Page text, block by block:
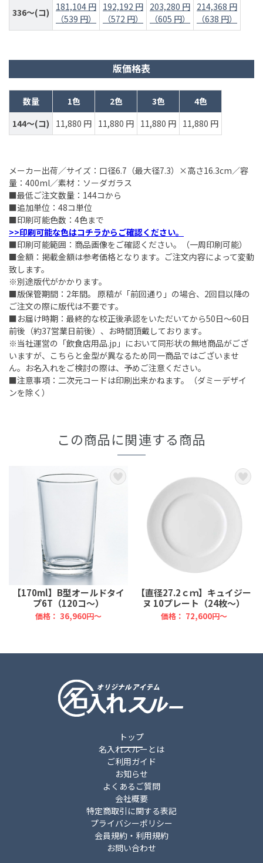
336～(コ)
181,104 円
（539 円）
192,192 円
（572 円）
203,280 円
（605 円）
214,368 円
（638 円）
版価格表
数量 1色 2色 3色
4色
144～(コ)
11,880 円 11,880 円 11,880 円 11,880 円
メーカー出荷／サイズ：口径6.7（最大径7.3）×高さ16.3cm／容
量：400ml／素材：ソーダガラス
■最低ご注文数量：144コから
■追加単位：48コ単位
■印刷可能色数：4色まで
>>印刷可能な色はコチラからご確認ください。
■印刷可能範囲：商品画像をご確認ください。（一周印刷可能）
■金額：掲載金額は参考価格となります。ご注文内容によって変動
致します。
※別途版代がかかります。
■版保管期間：2年間。 原稿が「前回通り」の場合、2回目以降の
ご注文の際に版代は不要です。
■お届け時期：最終的な校正後承認をいただいてから50日～60日
前後（約37営業日前後）、お時間頂戴しております。
※当社運営の「飲食店用品.jp」において同形状の無地商品がござ
いますが、こちらと金型が異なるため同一商品ではございませ
ん。お名入れをご検討の際は、予めご注意ください。
■注意事項：二次元コードは印刷出来かねます。（ダミーデザイ
ンを除く）
この商品に関連する商品
【170ml】B型オールドタイ
プ6T（120コ～）
価格：36,960円～
【直径27.2ｃｍ】キュイジー
ヌ 10プレート（24枚～）
価格： 72,600円～
トップ
名入れスルーとは
ご利用ガイド
お知らせ
よくあるご質問
会社概要
特定商取引に関する表記
プライバシーポリシー
会員規約・利用規約
お問い合わせ